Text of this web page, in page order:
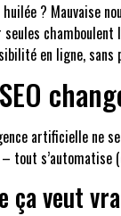
huilée ?
chamboulent
en ligne, sans
artificielle ne
tout
ça veut